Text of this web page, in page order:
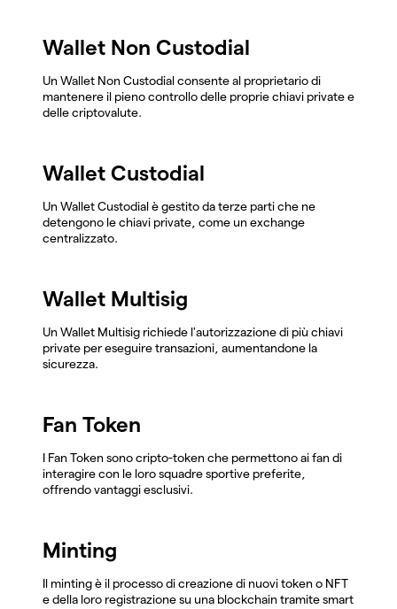
Wallet Non Custodial
Un Wallet Non Custodial consente al proprietario di
mantenere il pieno controllo delle proprie chiavi private e
delle criptovalute.
Wallet Custodial
Un Wallet Custodial è gestito da terze parti che ne
detengono le chiavi private, come un exchange
centralizzato.
Wallet Multisig
Un Wallet Multisig richiede l'autorizzazione di più chiavi
private per eseguire transazioni, aumentandone la
sicurezza.
Fan Token
I Fan Token sono cripto-token che permettono ai fan di
interagire con le loro squadre sportive preferite,
offrendo vantaggi esclusivi.
Minting
Il minting è il processo di creazione di nuovi token o NFT
e della loro registrazione su una blockchain tramite smart